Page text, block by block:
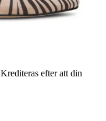
Krediteras efter att din